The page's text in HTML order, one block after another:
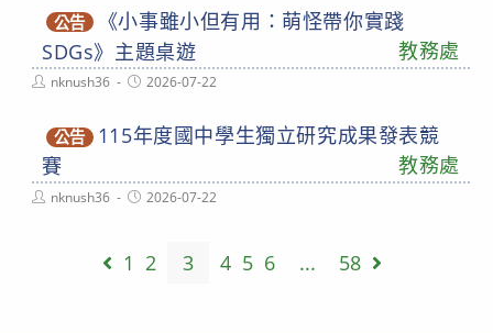
公告
《小事雖小但有用：萌怪帶你實踐
SDGs》主題桌遊
教務處
Postnknush36
Post2026-07-22
公告
115年度國中學生獨立研究成果發表競
賽
教務處
Postnknush36
Post2026-07-22
Go to the previous page
1 2 3 4 5 6 ... 58 Go to the